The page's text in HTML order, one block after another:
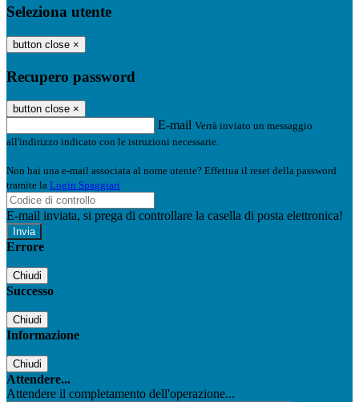
Seleziona utente
button close ×
Recupero password
button close ×
E-mail Verrà inviato un messaggio
all'indirizzo indicato con le istruzioni necessarie.
Non hai una e-mail associata al nome utente? Effettua il reset della password
tramite la Login Spaggiari
E-mail inviata, si prega di controllare la casella di posta elettronica!
Errore
Chiudi
Successo
Chiudi
Informazione
Chiudi
Attendere...
Attendere il completamento dell'operazione...